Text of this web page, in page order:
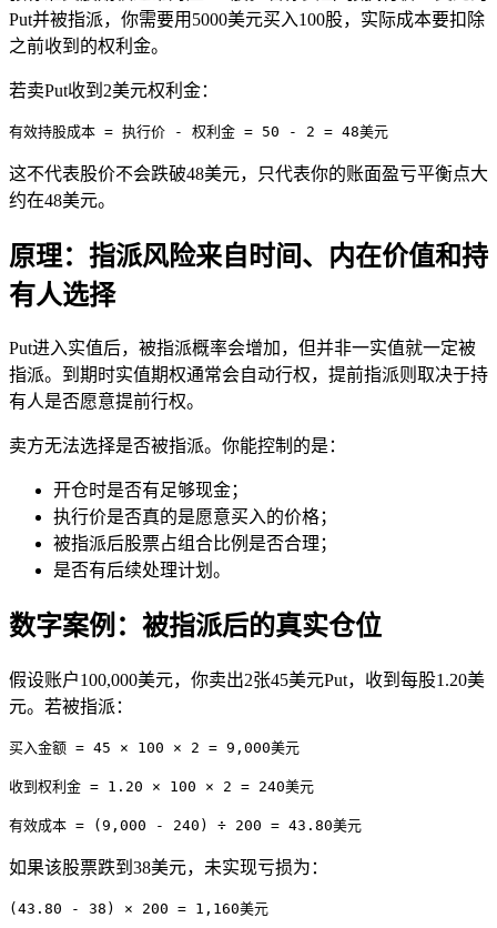
Put并被指派，你需要用5000美元买入100股，实际成本要扣除
之前收到的权利金。
若卖Put收到2美元权利金：
有效持股成本 = 执行价 - 权利金 = 50 - 2 = 48美元
这不代表股价不会跌破48美元，只代表你的账面盈亏平衡点大
约在48美元。
原理：指派风险来自时间、内在价值和持
有人选择
Put进入实值后，被指派概率会增加，但并非一实值就一定被
指派。到期时实值期权通常会自动行权，提前指派则取决于持
有人是否愿意提前行权。
卖方无法选择是否被指派。你能控制的是：
开仓时是否有足够现金；
执行价是否真的是愿意买入的价格；
被指派后股票占组合比例是否合理；
是否有后续处理计划。
数字案例：被指派后的真实仓位
假设账户100,000美元，你卖出2张45美元Put，收到每股1.20美
元。若被指派：
买入金额 = 45 × 100 × 2 = 9,000美元
收到权利金 = 1.20 × 100 × 2 = 240美元
有效成本 = (9,000 - 240) ÷ 200 = 43.80美元
如果该股票跌到38美元，未实现亏损为：
(43.80 - 38) × 200 = 1,160美元